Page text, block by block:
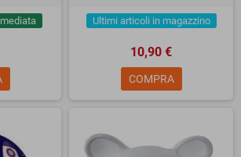
Ultimi articoli in magazzino
10,90 €
COMPRA